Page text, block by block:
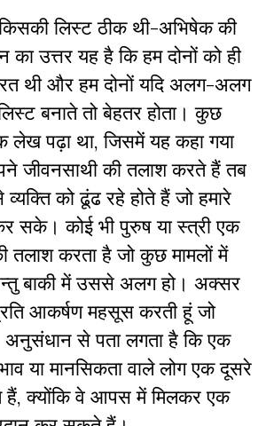
लिस्ट ठीक थी-अभिषेक की
का उत्तर यह है कि हम दोनों को ही
थी और हम दोनों यदि अलग-अलग
बनाते तो बेहतर होता। कुछ
पढ़ा था, जिसमें यह कहा गया
जीवनसाथी की तलाश करते हैं तब
को ढूंढ रहे होते हैं जो हमारे
सके। कोई भी पुरुष या स्त्री एक
तलाश करता है जो कुछ मामलों में
बाकी में उससे अलग हो। अक्सर
आकर्षण महसूस करती हूं जो
अनुसंधान से पता लगता है कि एक
या मानसिकता वाले लोग एक दूसरे
हैं, क्योंकि वे आपस में मिलकर एक